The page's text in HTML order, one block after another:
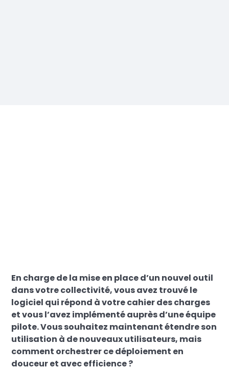
En charge de la mise en place d’un nouvel outil
dans votre collectivité, vous avez trouvé le
logiciel qui répond à votre cahier des charges
et vous l’avez implémenté auprès d’une équipe
pilote. Vous souhaitez maintenant étendre son
utilisation à de nouveaux utilisateurs, mais
comment orchestrer ce déploiement en
douceur et avec efficience ?